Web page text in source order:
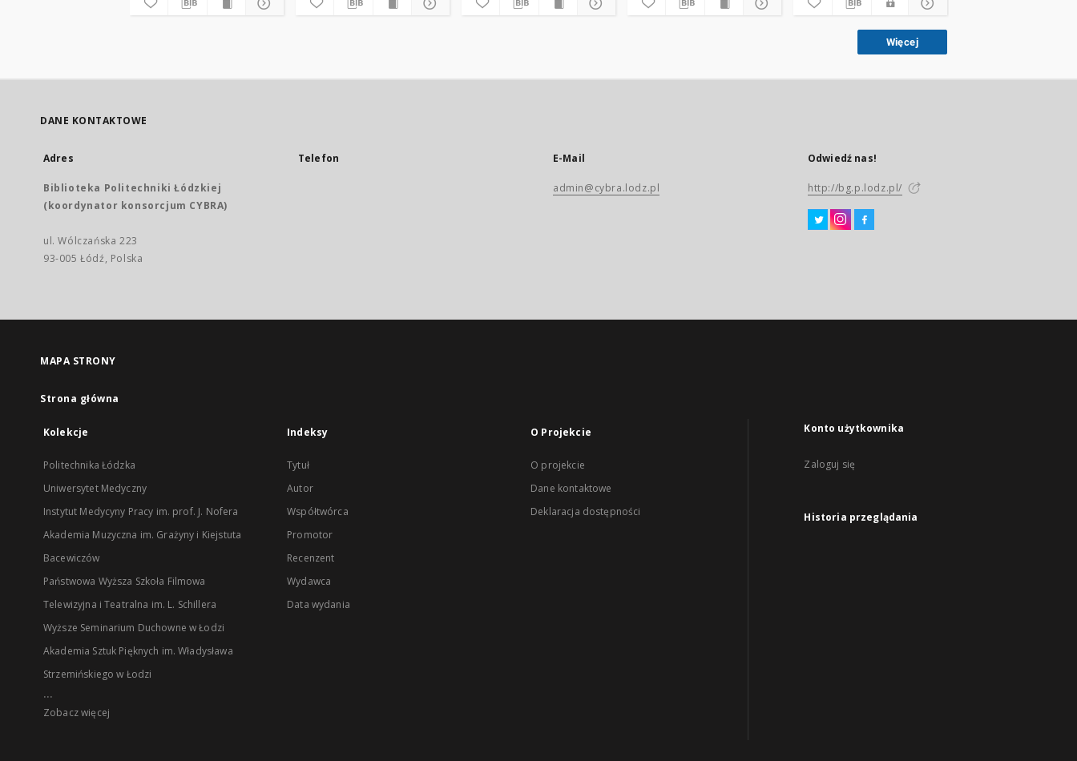
Więcej
DANE KONTAKTOWE
Adres
Biblioteka Politechniki Łódzkiej
(koordynator konsorcjum CYBRA)
ul. Wólczańska 223
93-005 Łódź, Polska
Telefon E-Mail
admin@cybra.lodz.pl
Odwiedź nas!
http://bg.p.lodz.pl/
MAPA STRONY
Strona główna
Kolekcje
Politechnika Łódzka
Uniwersytet Medyczny
Instytut Medycyny Pracy im. prof. J. Nofera
Akademia Muzyczna im. Grażyny i Kiejstuta
Bacewiczów
Państwowa Wyższa Szkoła Filmowa
Telewizyjna i Teatralna im. L. Schillera
Wyższe Seminarium Duchowne w Łodzi
Akademia Sztuk Pięknych im. Władysława
Strzemińskiego w Łodzi
...
Zobacz więcej
Indeksy
Tytuł
Autor
Współtwórca
Promotor
Recenzent
Wydawca
Data wydania
O Projekcie
O projekcie
Dane kontaktowe
Deklaracja dostępności
Konto użytkownika
Zaloguj się
Historia przeglądania